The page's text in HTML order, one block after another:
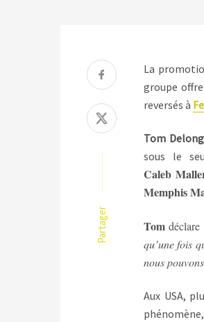
Partager
La
groupe
reversés à
Tom
sous le
Caleb
Memphis
Tom
qu’une fois
nous
Aux USA,